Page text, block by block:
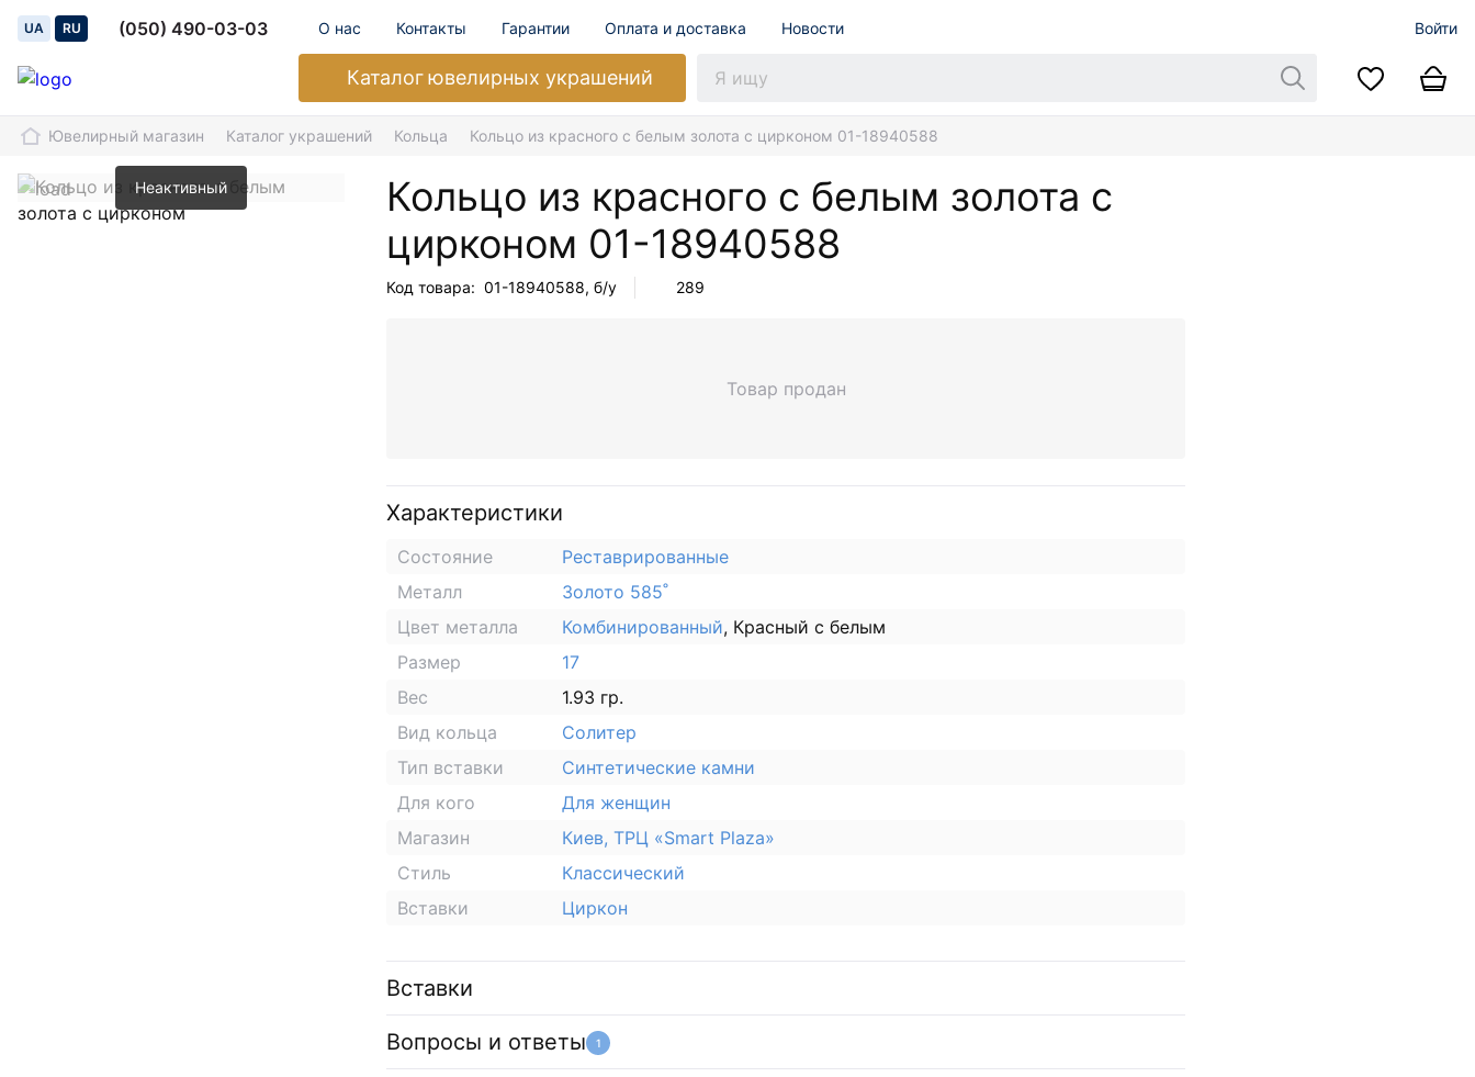
UA RU (050) 490-03-03 О нас Контакты Гарантии Оплата и доставка Новости Войти
Каталогювелирных украшений
Ювелирный магазин Каталог украшений Кольца Кольцо из красного с белым золота с цирконом 01-18940588
Неактивный
Кольцо из красного с белым золота с
цирконом 01-18940588
Код товара: 01-18940588, б/у 289
Товар продан
Характеристики
Состояние
Реставрированные
Металл
Золото 585˚
Цвет металла
Комбинированный, Красный с белым
Размер
17
Вес
1.93 гр.
Вид кольца
Солитер
Тип вставки
Синтетические камни
Для кого
Для женщин
Магазин
Киев, ТРЦ «Smart Plaza»
Стиль
Классический
Вставки
Циркон
Вставки
Вопросы и ответы 1